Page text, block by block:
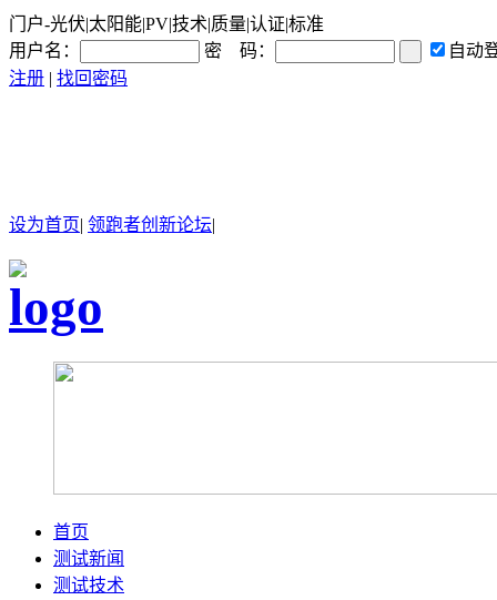
门户-光伏|太阳能|PV|技术|质量|认证|标准
用户名：
密 码：
自动
注册 | 找回密码
设为首页| 领跑者创新论坛|
首页
测试新闻
测试技术